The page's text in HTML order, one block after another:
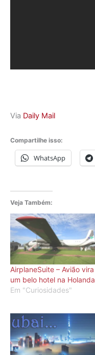
Via Daily Mail
Compartilhe isso:
WhatsApp
Veja Também:
AirplaneSuite – Avião vira
um belo hotel na Holanda
Em "Curiosidades"